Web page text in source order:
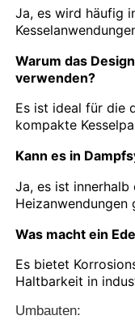
Ja, es wird häufig
Warum das
verwenden?
Es ist ideal für die
kompakte
Kann es in
Ja, es ist
Heizanwendungen
Was macht ein
Es bietet
Haltbarkeit in
Umbauten: